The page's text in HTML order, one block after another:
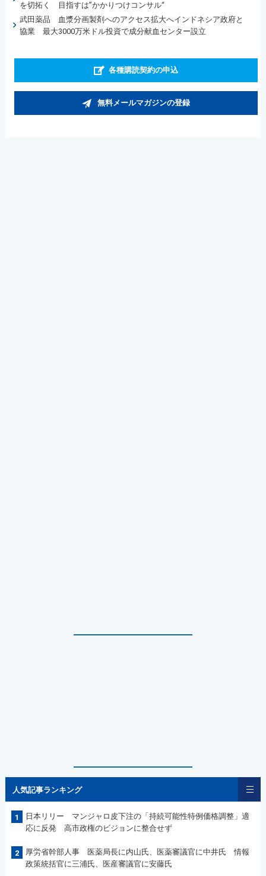
を切拓く 目指すは”かかりつけコンサル“
武田薬品 血漿分画製剤へのアクセス拡大へインドネシア政府と
協業 最大3000万米ドル投資で成分献血センター設立
各種購読契約の申込
無料メールマガジンの登録
人気記事ランキング
1
日本リリー マンジャロ皮下注の「持続可能性特例価格調整」適
応に反発 高市政権のビジョンに整合せず
2
厚労省幹部人事 医薬局長に内山氏、医薬審議官に中井氏 情報
政策統括官に三浦氏、医産審議官に安藤氏